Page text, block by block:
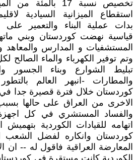
تخصيص نسبة 17
استقطاع الميزانية السيادية
بدات عملية البناء والتعمير
قياسية نهضت كوردستان وبني
المستشفيات و المدارس والمعاهد
وتم توفير الكهرباء والماء الصالح
تبليط الشوارع وبناء الجسور
والمطارات -انبهر العالم
كوردستان خلال فترة قصيرة جدا
الاخرى من العراق على حالها بسبب
والفساد المستشري في كل
اتهامه للقيادات الكوردية
كوردستان وانكاره لفضل
المعارضة العراقية فاقول له -- ان